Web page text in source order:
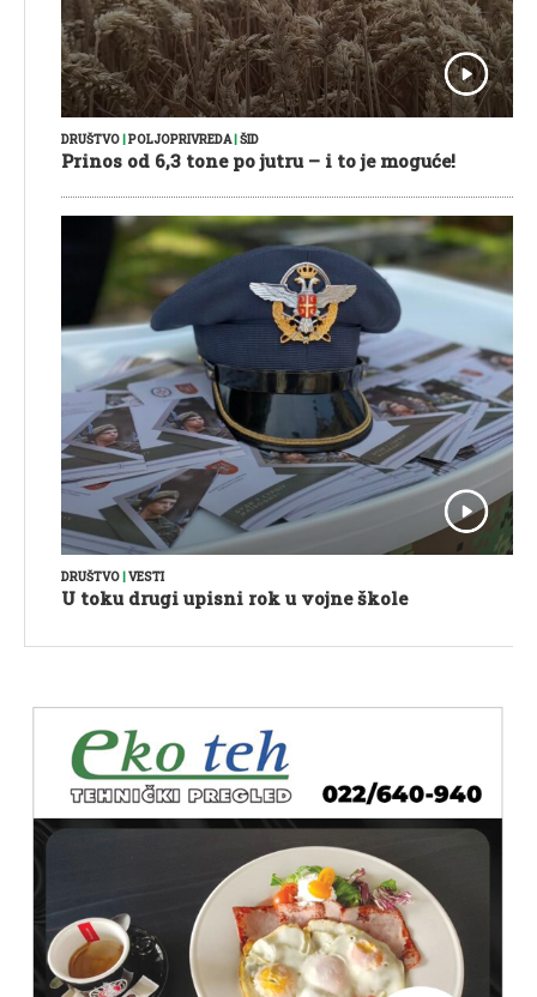
DRUŠTVO POLJOPRIVREDA| ŠID
Prinos od 6,3 tone po jutru – i to je moguće!
DRUŠTVO VESTI
U toku drugi upisni rok u vojne škole